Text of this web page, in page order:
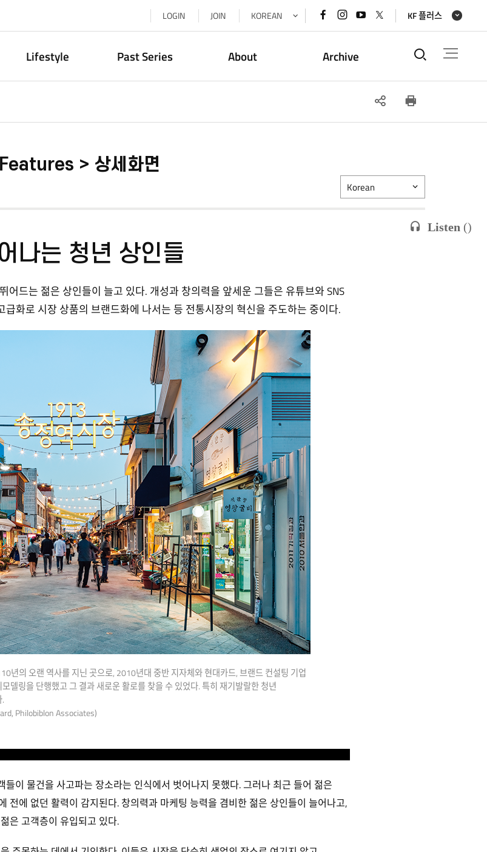
LOGIN JOIN KOREAN 페이스북
바로가기
인스타그램
바로가기
유튜브
바로가기
x(트위터)
바로가기
KF 플러스
Lifestyle Past Series About Archive 통합검
SNS
Features > 상세화면
Listen ()
Korean
나는 청년 상인들
어드는 젊은 상인들이 늘고 있다. 개성과 창의력을 앞세운 그들은 유튜브와 SNS
화로 시장 상품의 브랜드화에 나서는 등 전통시장의 혁신을 주도하는 중이다.
년의 오랜 역사를 지닌 곳으로, 2010년대 중반 지자체와 현대카드, 브랜드 컨설팅 기업
델링을 단행했고 그 결과 새로운 활로를 찾을 수 있었다. 특히 재기발랄한 청년
Philobiblon Associates)
이 물건을 사고파는 장소라는 인식에서 벗어나지 못했다. 그러나 최근 들어 젊은
전에 없던 활력이 감지된다. 창의력과 마케팅 능력을 겸비한 젊은 상인들이 늘어나고,
은 고객층이 유입되고 있다.